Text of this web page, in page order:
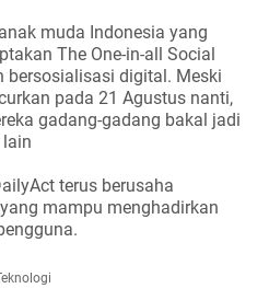
muda Indonesia yang
The One-in-all Social
bersosialisasi digital. Meski
pada 21 Agustus nanti,
gadang-gadang bakal jadi
terus berusaha
mampu menghadirkan